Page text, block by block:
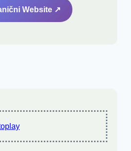
Website ↗